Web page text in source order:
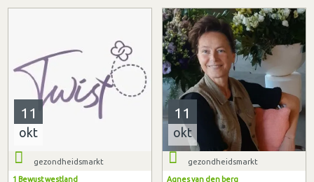
11
okt
gezondheidsmarkt
1 Bewust westland
11
okt
gezondheidsmarkt
Agnes van den berg